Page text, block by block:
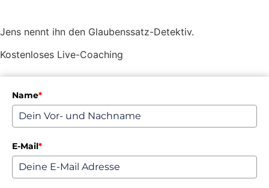
Jens nennt ihn den Glaubenssatz-Detektiv.
Kostenloses Live-Coaching
Name*
E-Mail*